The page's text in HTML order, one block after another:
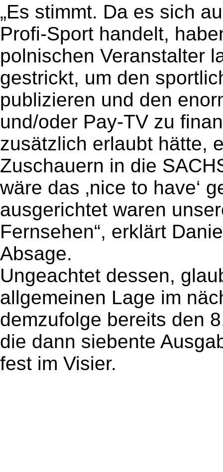
„Es stimmt. Da es sich
Profi-Sport handelt,
polnischen Veranstalter
gestrickt, um den
publizieren und den
und/oder Pay-TV zu
zusätzlich erlaubt hätte,
Zuschauern in die
wäre das ‚nice to have‘
ausgerichtet waren
Fernsehen“, erklärt
Absage.
Ungeachtet dessen,
allgemeinen Lage im
demzufolge bereits den
die dann siebente
fest im Visier.